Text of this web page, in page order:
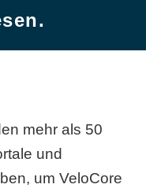
mehr als 50
und
um VeloCore